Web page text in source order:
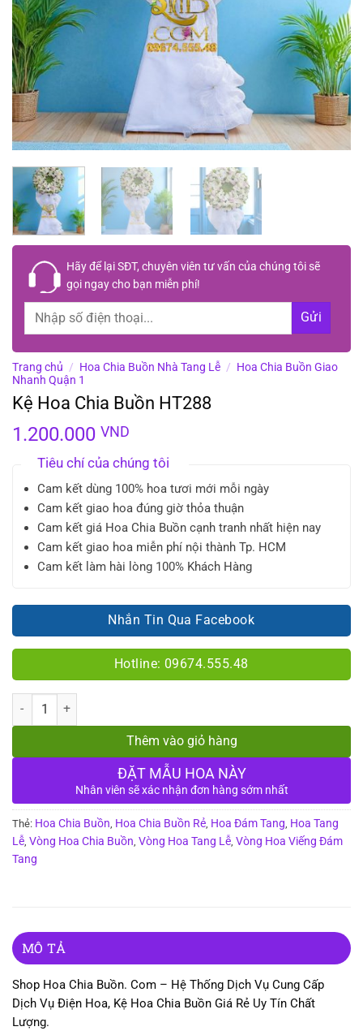
Hãy để lạiSĐT, chuyên viên tư vấn của chúng tôi sẽ
gọi ngay cho bạn miễn phí!
Trang chủ / Hoa Chia Buồn Nhà Tang Lễ / Hoa Chia Buồn Giao
Nhanh Quận 1
Kệ Hoa Chia Buồn HT288
1.200.000 VND
Tiêu chí của chúng tôi
Cam kết dùng 100% hoa tươi mới mỗi ngày
Cam kết giao hoa đúng giờ thỏa thuận
Cam kết giá Hoa Chia Buồn cạnh tranh nhất hiện nay
Cam kết giao hoa miễn phí nội thành Tp. HCM
Cam kết làm hài lòng 100% Khách Hàng
Nhắn Tin Qua Facebook
Hotline: 09674.555.48
Số lượng
Thêm vào giỏ hàng
ĐẶT MẪU HOA NÀY
Nhân viên sẽ xác nhận đơn hàng sớm nhất
Thẻ: Hoa Chia Buồn Hoa Chia Buồn Rẻ Hoa Đám Tang Hoa Tang
Lễ Vòng Hoa Chia Buồn Vòng Hoa Tang Lễ Vòng Hoa Viếng Đám
Tang
MÔ TẢ
Shop Hoa Chia Buồn. Com – Hệ Thống Dịch Vụ Cung Cấp
Dịch Vụ Điện Hoa, Kệ Hoa Chia Buồn Giá Rẻ Uy Tín Chất
Lượng.